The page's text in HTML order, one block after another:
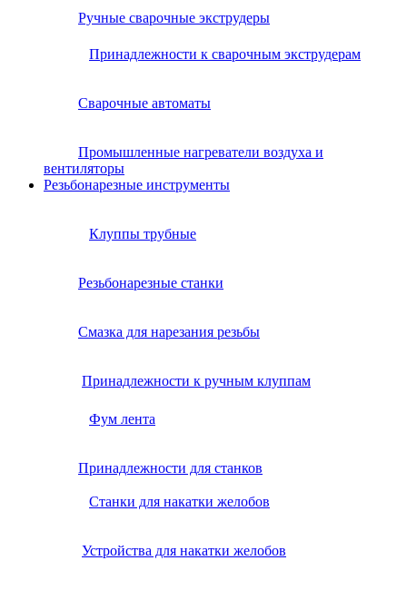
Ручные сварочные экструдеры
Принадлежности к сварочным экструдерам
Сварочные автоматы
Промышленные нагреватели воздуха и
вентиляторы
Резьбонарезные инструменты
Клуппы трубные
Резьбонарезные станки
Смазка для нарезания резьбы
Принадлежности к ручным клуппам
Фум лента
Принадлежности для станков
Станки для накатки желобов
Устройства для накатки желобов